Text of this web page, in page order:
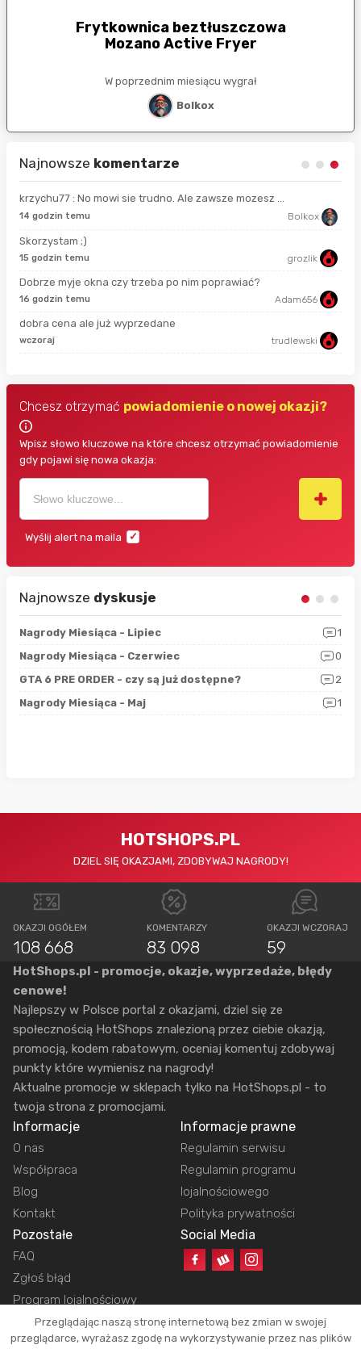
Frytkownica beztłuszczowa
Mozano Active Fryer
W poprzednim miesiącu wygrał
Bolkox
Najnowsze komentarze
krzychu77 : No mowi sie trudno. Ale zawsze mozesz ...
14 godzin temu Bolkox
Skorzystam ;)
15 godzin temu grozlik
Dobrze myje okna czy trzeba po nim poprawiać?
16 godzin temu Adam656
dobra cena ale już wyprzedane
wczoraj trudlewski
Chcesz otrzymać powiadomienie o nowej okazji?
Wpisz słowo kluczowe na które chcesz otrzymać powiadomienie
gdy pojawi się nowa okazja:
Wyślij alert na maila
Najnowsze dyskusje
Nagrody Miesiąca - Lipiec
1
Nagrody Miesiąca - Czerwiec
0
GTA 6 PRE ORDER - czy są już dostępne?
2
Nagrody Miesiąca - Maj
1
HOTSHOPS.PL
DZIEL SIĘ OKAZJAMI, ZDOBYWAJ NAGRODY!
OKAZJI OGÓŁEM
108 668
KOMENTARZY
83 098
OKAZJI WCZORAJ
59
HotShops.pl - promocje, okazje, wyprzedaże, błędy
cenowe!
Najlepszy w Polsce portal z okazjami, dziel się ze
społecznością HotShops znalezioną przez ciebie okazją,
promocją, kodem rabatowym, oceniaj komentuj zdobywaj
punkty które wymienisz na nagrody!
Aktualne promocje w sklepach tylko na HotShops.pl - to
twoja strona z promocjami.
Informacje
O nas
Współpraca
Blog
Kontakt
Informacje prawne
Regulamin serwisu
Regulamin programu
lojalnościowego
Polityka prywatności
Pozostałe
FAQ
Zgłoś błąd
Program lojalnościowy
Social Media
Przeglądając naszą stronę internetową bez zmian w swojej
przeglądarce, wyrażasz zgodę na wykorzystywanie przez nas plików